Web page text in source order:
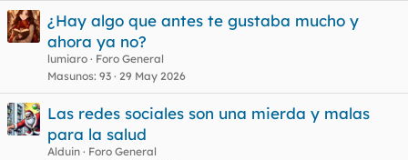
¿Hay algo que antes te gustaba mucho y
ahora ya no?
lumiaro
Foro General
Masunos 93 29 May 2026
Las redes sociales son una mierda y malas
para la salud
Alduin
Foro General